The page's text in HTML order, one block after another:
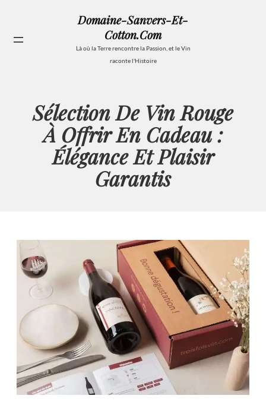
contenu
Domaine-Sanvers-Et-
Cotton.com
Là où la Terre rencontre la Passion, et le Vin
raconte l'Histoire
Sélection De Vin Rouge
À Offrir En Cadeau :
Élégance Et Plaisir
Garantis